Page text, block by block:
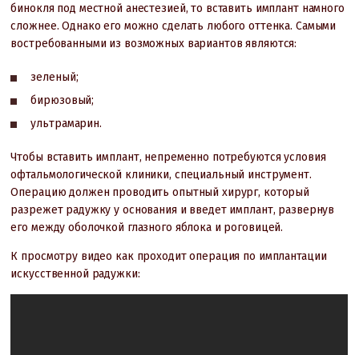
бинокля под местной анестезией, то вставить имплант намного
сложнее. Однако его можно сделать любого оттенка. Самыми
востребованными из возможных вариантов являются:
зеленый;
бирюзовый;
ультрамарин.
Чтобы вставить имплант, непременно потребуются условия
офтальмологической клиники, специальный инструмент.
Операцию должен проводить опытный хирург, который
разрежет радужку у основания и введет имплант, развернув
его между оболочкой глазного яблока и роговицей.
К просмотру видео как проходит операция по имплантации
искусственной радужки: